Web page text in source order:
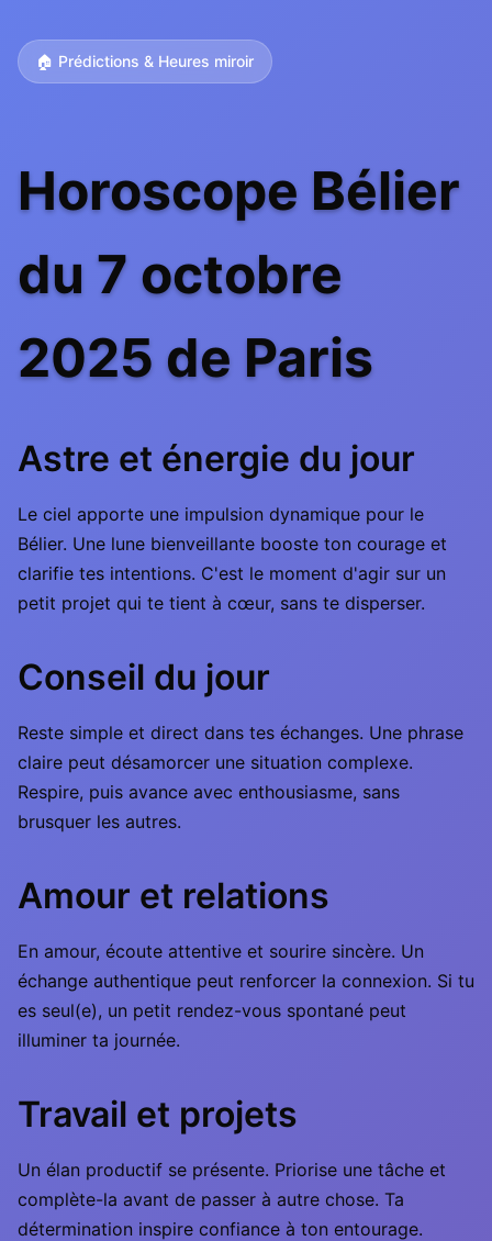
🏠 Prédictions & Heures miroir
Horoscope Bélier
du 7 octobre
2025 de Paris
Astre et énergie du jour
Le ciel apporte une impulsion dynamique pour le
Bélier. Une lune bienveillante booste ton courage et
clarifie tes intentions. C'est le moment d'agir sur un
petit projet qui te tient à cœur, sans te disperser.
Conseil du jour
Reste simple et direct dans tes échanges. Une phrase
claire peut désamorcer une situation complexe.
Respire, puis avance avec enthousiasme, sans
brusquer les autres.
Amour et relations
En amour, écoute attentive et sourire sincère. Un
échange authentique peut renforcer la connexion. Si tu
es seul(e), un petit rendez-vous spontané peut
illuminer ta journée.
Travail et projets
Un élan productif se présente. Priorise une tâche et
complète-la avant de passer à autre chose. Ta
détermination inspire confiance à ton entourage.